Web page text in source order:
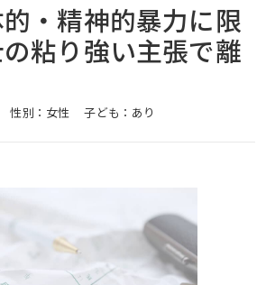
・精神的暴力に限
粘り強い主張で離
性別：女性 子ども：あり